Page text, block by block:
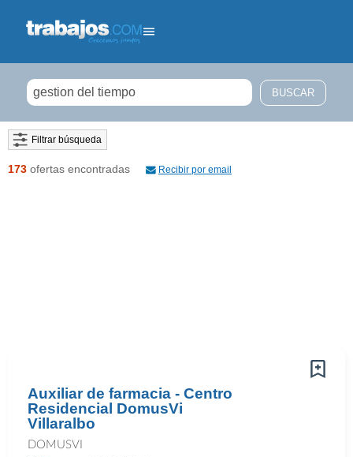
Filtrar búsqueda
173 ofertas encontradas Recibir por email
Auxiliar de farmacia - Centro
Residencial DomusVi
Villaralbo
DOMUSVI